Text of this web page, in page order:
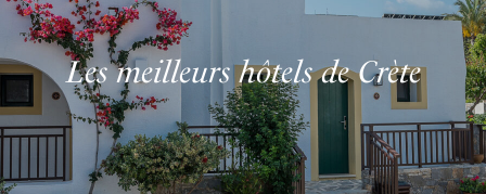
Les meilleurs hôtels de Crète